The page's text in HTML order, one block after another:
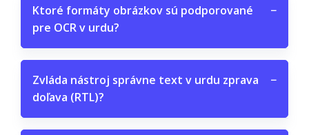
Ktoré formáty obrázkov sú podporované
pre OCR v urdu?
−
Zvláda nástroj správne text v urdu zprava
doľava (RTL)?
−